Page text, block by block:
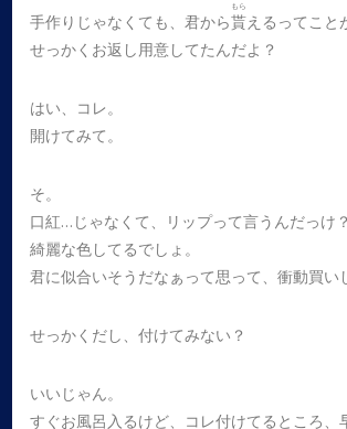
手作りじゃなくても、君から貰
もら
えるってこと
せっかくお返し用意してたんだよ？
はい、コレ。
開けてみて。
そ。
口紅…じゃなくて、リップって言うんだっけ？
綺麗な色してるでしょ。
君に似合いそうだなぁって思って、衝動買い
せっかくだし、付けてみない？
いいじゃん。
すぐお風呂入るけど、コレ付けてるところ、